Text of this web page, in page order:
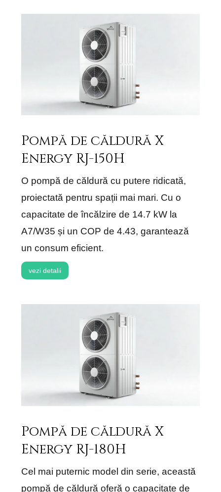
Pompă de căldură X
Energy RJ-150H
O pompă de căldură cu putere ridicată,
proiectată pentru spații mai mari. Cu o
capacitate de încălzire de 14.7 kW la
A7/W35 și un COP de 4.43, garantează
un consum eficient.
vezi detalii
Pompă de căldură X
Energy RJ-180H
Cel mai puternic model din serie, această
pompă de căldură oferă o capacitate de